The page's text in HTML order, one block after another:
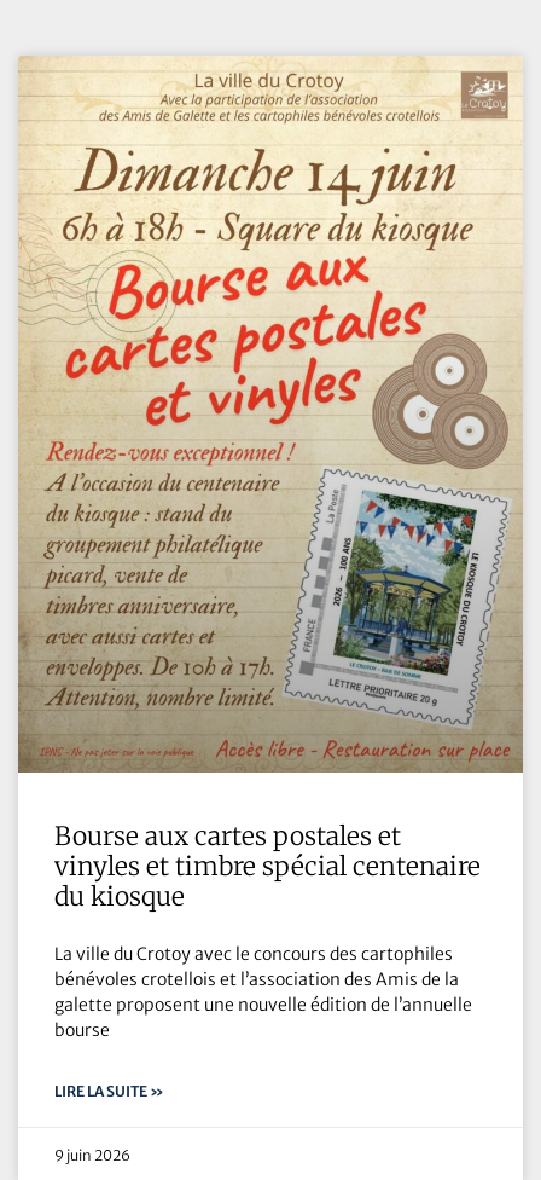
Bourse aux cartes postales et
vinyles et timbre spécial centenaire
du kiosque
La ville du Crotoy avec le concours des cartophiles
bénévoles crotellois et l’association des Amis de la
galette proposent une nouvelle édition de l’annuelle
bourse
LIRE LA SUITE »
9 juin 2026